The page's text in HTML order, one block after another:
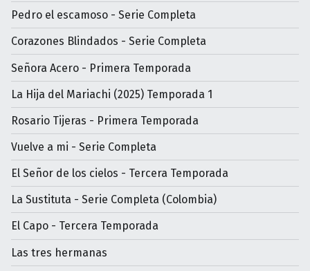
Pedro el escamoso - Serie Completa
Corazones Blindados - Serie Completa
Señora Acero - Primera Temporada
La Hija del Mariachi (2025) Temporada 1
Rosario Tijeras - Primera Temporada
Vuelve a mi - Serie Completa
El Señor de los cielos - Tercera Temporada
La Sustituta - Serie Completa (Colombia)
El Capo - Tercera Temporada
Las tres hermanas